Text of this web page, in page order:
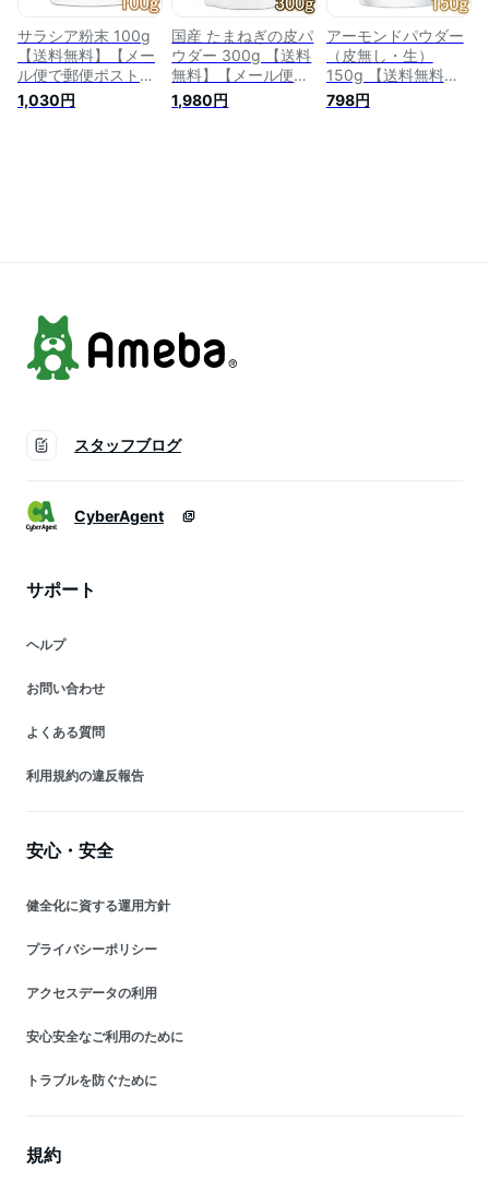
サラシア粉末 100g
【送料無料】【メー
ル便で郵便ポストに
お届け】【代引不
可】【時間指定不
1,030円
国産 たまねぎの皮パ
ウダー 300g 【送料
無料】【メール便で
郵便ポストにお届
け】【代引不可】
1,980円
アーモンドパウダー
（皮無し・生）
150g 【送料無料】
【メール便で郵便ポ
ストにお届け】【代
798円
スタッフブログ
CyberAgent
サポート
ヘルプ
お問い合わせ
よくある質問
利用規約の違反報告
安心・安全
健全化に資する運用方針
プライバシーポリシー
アクセスデータの利用
安心安全なご利用のために
トラブルを防ぐために
規約